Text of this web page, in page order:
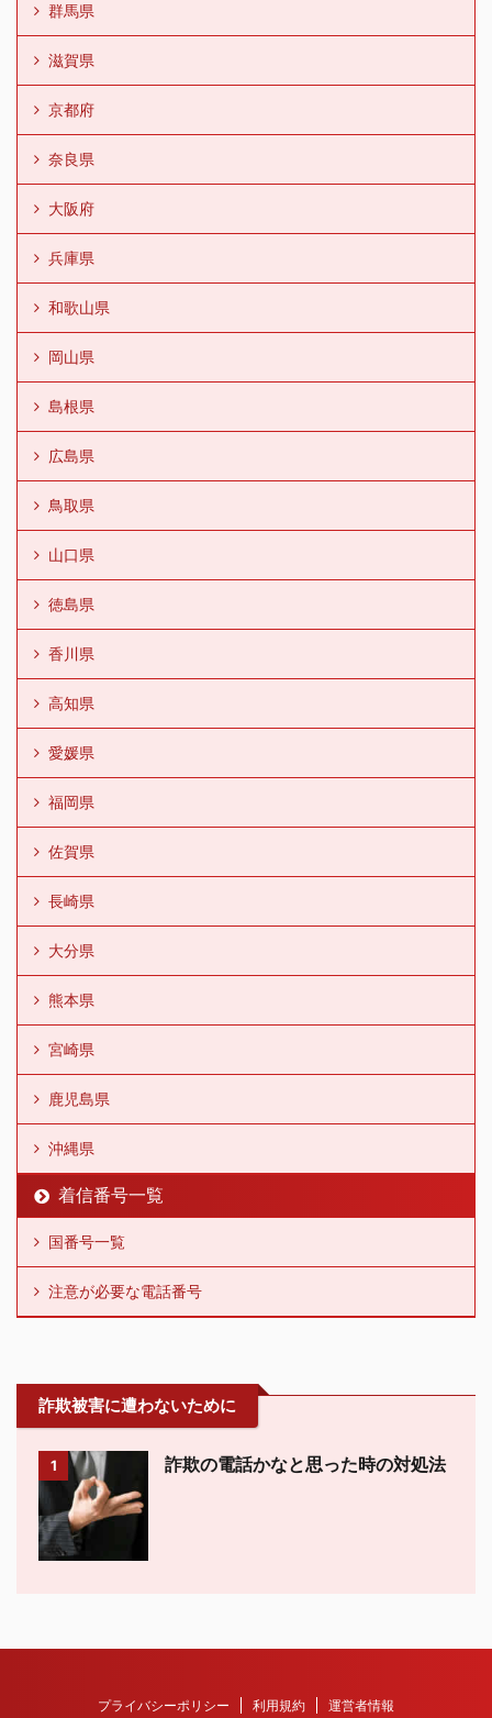
群馬県
滋賀県
京都府
奈良県
大阪府
兵庫県
和歌山県
岡山県
島根県
広島県
鳥取県
山口県
徳島県
香川県
高知県
愛媛県
福岡県
佐賀県
長崎県
大分県
熊本県
宮崎県
鹿児島県
沖縄県
着信番号一覧
国番号一覧
注意が必要な電話番号
詐欺被害に遭わないために
1 詐欺の電話かなと思った時の対処法
プライバシーポリシー 利用規約 運営者情報